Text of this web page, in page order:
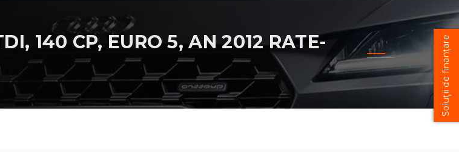
140 CP, EURO 5, AN 2012 RATE-
Soluții de finanțare